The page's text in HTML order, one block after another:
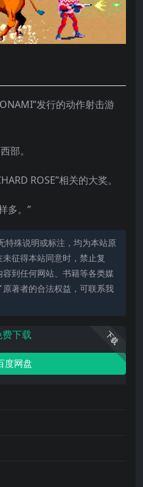
发行的动作射击游
部。
ROSE”相关的大奖。
多。”
特殊说明或标注，均为本站原
征得本站同意时，禁止复
到任何网站、书籍等各类媒
著者的合法权益，可联系我
下载
费下载
度网盘